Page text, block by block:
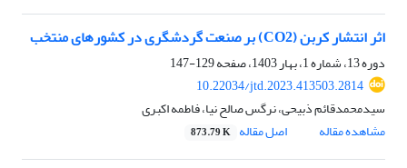
اثر انتشار کربن (CO2) بر صنعت گردشگری در کشورهای منتخب
دوره 13، شماره 1، بهار 1403، صفحه
129-147
10.22034/jtd.2023.413503.2814
سیدمحمدقائم ذبیحی، نرگس صالح نیا، فاطمه اکبری
مشاهده مقاله
اصل مقاله 873.79 K